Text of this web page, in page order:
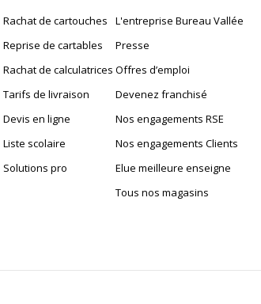
Rachat de cartouches
Reprise de cartables
Rachat de calculatrices
Tarifs de livraison
Devis en ligne
Liste scolaire
Solutions pro
L'entreprise Bureau Vallée
Presse
Offres d’emploi
Devenez franchisé
Nos engagements RSE
Nos engagements Clients
Elue meilleure enseigne
Tous nos magasins